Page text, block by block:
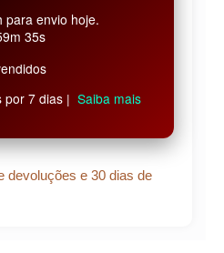
para envio hoje.
35s
por 7 dias | Saiba mais
devoluções e 30 dias de